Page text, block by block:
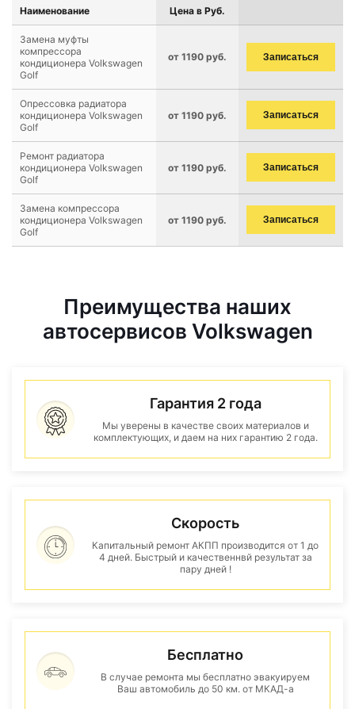
Наименование Цена в Руб.
Замена муфты
компрессора
кондиционера Volkswagen
Golf
от 1190 руб. Записаться
Опрессовка радиатора
кондиционера Volkswagen
Golf
от 1190 руб. Записаться
Ремонт радиатора
кондиционера Volkswagen
Golf
от 1190 руб. Записаться
Замена компрессора
кондиционера Volkswagen
Golf
от 1190 руб. Записаться
Преимущества наших
автосервисов Volkswagen
Гарантия 2 года
Мы уверены в качестве своих материалов и
комплектующих, и даем на них гарантию 2 года.
Скорость
Капитальный ремонт АКПП производится от 1 до
4 дней. Быстрый и качественнвй результат за
пару дней !
Бесплатно
В случае ремонта мы бесплатно эвакуируем
Ваш автомобиль до 50 км. от МКАД-а